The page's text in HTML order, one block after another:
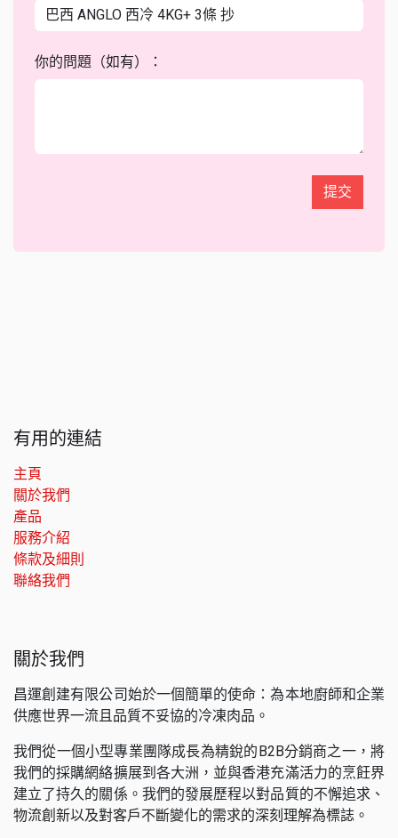
你的問題（如有）：
提交
有用的連結
主頁
關於我們
產品
服務介紹
條款及細則
聯絡我們
關於我們
昌運創建有限公司始於一個簡單的使命：為本地廚師和企業
供應世界一流且品質不妥協的冷凍肉品。
我們從一個小型專業團隊成長為精銳的B2B分銷商之一，將
我們的採購網絡擴展到各大洲，並與香港充滿活力的烹飪界
建立了持久的關係。我們的發展歷程以對品質的不懈追求、
物流創新以及對客戶不斷變化的需求的深刻理解為標誌。